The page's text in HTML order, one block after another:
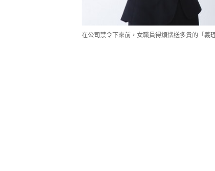
在公司禁令下來前，女職員得煩惱送多貴的「義